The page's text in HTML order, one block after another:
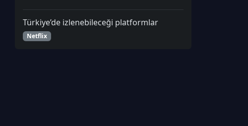
Türkiye’de izlenebileceği platformlar
Netflix